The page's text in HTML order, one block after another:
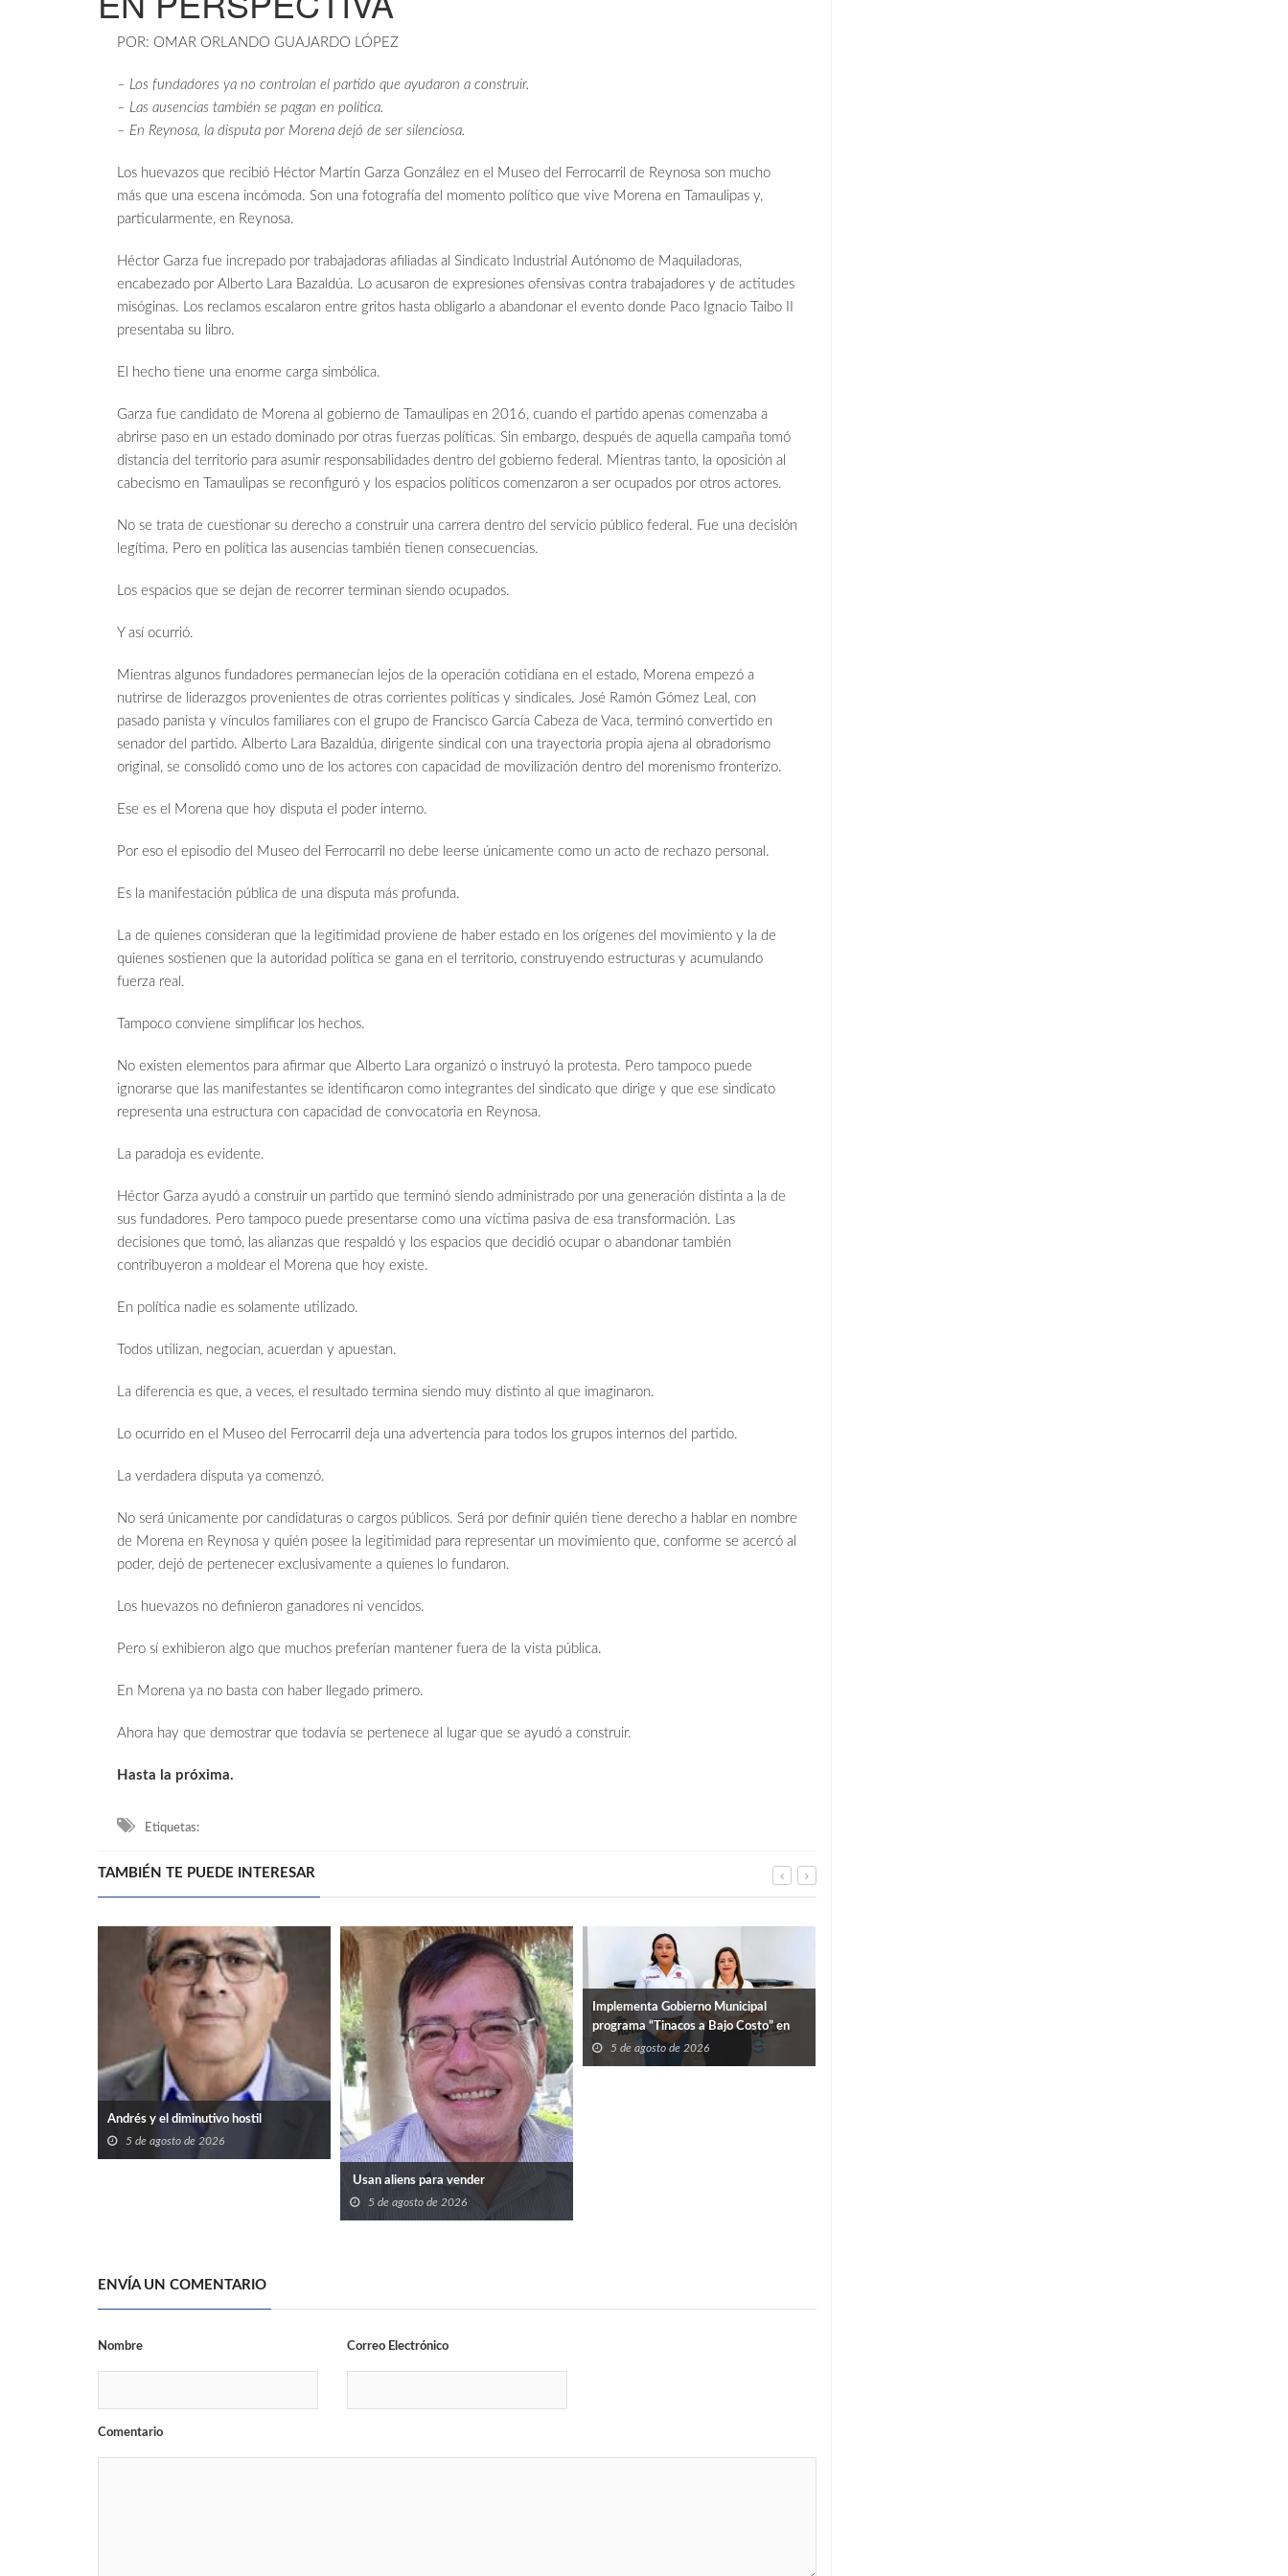
POR: OMAR ORLANDO GUAJARDO LÓPEZ
– Los fundadores ya no controlan el partido que ayudaron a construir.
– Las ausencias también se pagan en política.
– En Reynosa, la disputa por Morena dejó de ser silenciosa.
Los huevazos que recibió Héctor Martín Garza González en el Museo del Ferrocarril de Reynosa son mucho
más que una escena incómoda. Son una fotografía del momento político que vive Morena en Tamaulipas y,
particularmente, en Reynosa.
Héctor Garza fue increpado por trabajadoras afiliadas al Sindicato Industrial Autónomo de Maquiladoras,
encabezado por Alberto Lara Bazaldúa. Lo acusaron de expresiones ofensivas contra trabajadores y de actitudes
misóginas. Los reclamos escalaron entre gritos hasta obligarlo a abandonar el evento donde Paco Ignacio Taibo II
presentaba su libro.
El hecho tiene una enorme carga simbólica.
Garza fue candidato de Morena al gobierno de Tamaulipas en 2016, cuando el partido apenas comenzaba a
abrirse paso en un estado dominado por otras fuerzas políticas. Sin embargo, después de aquella campaña tomó
distancia del territorio para asumir responsabilidades dentro del gobierno federal. Mientras tanto, la oposición al
cabecismo en Tamaulipas se reconfiguró y los espacios políticos comenzaron a ser ocupados por otros actores.
No se trata de cuestionar su derecho a construir una carrera dentro del servicio público federal. Fue una decisión
legítima. Pero en política las ausencias también tienen consecuencias.
Los espacios que se dejan de recorrer terminan siendo ocupados.
Y así ocurrió.
Mientras algunos fundadores permanecían lejos de la operación cotidiana en el estado, Morena empezó a
nutrirse de liderazgos provenientes de otras corrientes políticas y sindicales. José Ramón Gómez Leal, con
pasado panista y vínculos familiares con el grupo de Francisco García Cabeza de Vaca, terminó convertido en
senador del partido. Alberto Lara Bazaldúa, dirigente sindical con una trayectoria propia ajena al obradorismo
original, se consolidó como uno de los actores con capacidad de movilización dentro del morenismo fronterizo.
Ese es el Morena que hoy disputa el poder interno.
Por eso el episodio del Museo del Ferrocarril no debe leerse únicamente como un acto de rechazo personal.
Es la manifestación pública de una disputa más profunda.
La de quienes consideran que la legitimidad proviene de haber estado en los orígenes del movimiento y la de
quienes sostienen que la autoridad política se gana en el territorio, construyendo estructuras y acumulando
fuerza real.
Tampoco conviene simplificar los hechos.
No existen elementos para afirmar que Alberto Lara organizó o instruyó la protesta. Pero tampoco puede
ignorarse que las manifestantes se identificaron como integrantes del sindicato que dirige y que ese sindicato
representa una estructura con capacidad de convocatoria en Reynosa.
La paradoja es evidente.
Héctor Garza ayudó a construir un partido que terminó siendo administrado por una generación distinta a la de
sus fundadores. Pero tampoco puede presentarse como una víctima pasiva de esa transformación. Las
decisiones que tomó, las alianzas que respaldó y los espacios que decidió ocupar o abandonar también
contribuyeron a moldear el Morena que hoy existe.
En política nadie es solamente utilizado.
Todos utilizan, negocian, acuerdan y apuestan.
La diferencia es que, a veces, el resultado termina siendo muy distinto al que imaginaron.
Lo ocurrido en el Museo del Ferrocarril deja una advertencia para todos los grupos internos del partido.
La verdadera disputa ya comenzó.
No será únicamente por candidaturas o cargos públicos. Será por definir quién tiene derecho a hablar en nombre
de Morena en Reynosa y quién posee la legitimidad para representar un movimiento que, conforme se acercó al
poder, dejó de pertenecer exclusivamente a quienes lo fundaron.
Los huevazos no definieron ganadores ni vencidos.
Pero sí exhibieron algo que muchos preferían mantener fuera de la vista pública.
En Morena ya no basta con haber llegado primero.
Ahora hay que demostrar que todavía se pertenece al lugar que se ayudó a construir.
Hasta la próxima.
Etiquetas:
TAMBIÉN TE PUEDE INTERESAR
Andrés y el diminutivo hostil
5 de agosto de 2026
Usan aliens para vender
5 de agosto de 2026
Implementa Gobierno Municipal
programa “Tinacos a Bajo Costo” en
beneficio de las familias
sanfernandenses
5 de agosto de 2026
ENVÍA UN COMENTARIO
Nombre Correo Electrónico
Comentario